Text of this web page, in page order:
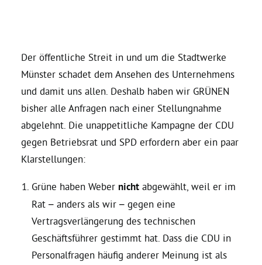
Daniel Freund, MdEP
Delegierte
Grüne im Rathaus
Ratsfraktion
Ratsmitglieder 2025 – 2030
Ratsanträge
Der öffentliche Streit in und um die Stadtwerke
Münster schadet dem Ansehen des Unternehmens
und damit uns allen. Deshalb haben wir GRÜNEN
bisher alle Anfragen nach einer Stellungnahme
abgelehnt. Die unappetitliche Kampagne der CDU
gegen Betriebsrat und SPD erfordern aber ein paar
Klarstellungen:
Grüne haben Weber nicht abgewählt, weil er im
Rat – anders als wir – gegen eine
Vertragsverlängerung des technischen
Geschäftsführer gestimmt hat. Dass die CDU in
Personalfragen häufig anderer Meinung ist als